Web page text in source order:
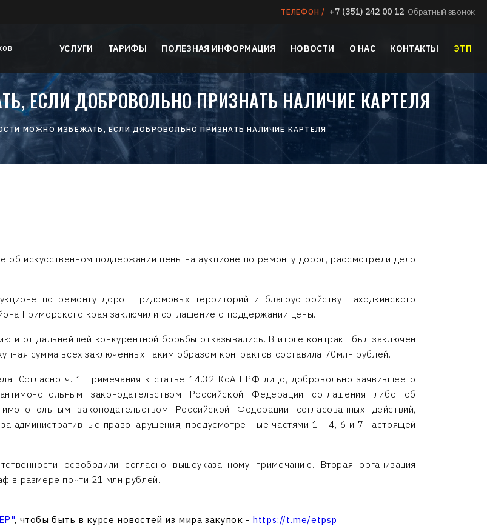
ТЕЛЕФОН / +7 (351) 242 00 12 Обратный звонок
УСЛУГИ ТАРИФЫ ПОЛЕЗНАЯ ИНФОРМАЦИЯ НОВОСТИ О НАС КОНТАКТЫ ЭТП
ЕСЛИ ДОБРОВОЛЬНО ПРИЗНАТЬ НАЛИЧИЕ КАРТЕЛЯ
МОЖНО ИЗБЕЖАТЬ, ЕСЛИ ДОБРОВОЛЬНО ПРИЗНАТЬ НАЛИЧИЕ КАРТЕЛЯ
об искусственном поддержании цены на аукционе по ремонту дорог, рассмотрели дело
по ремонту дорог придомовых территорий и благоустройству Находкинского
Приморского края заключили соглашение о поддержании цены.
и от дальнейшей конкурентной борьбы отказывались. В итоге контракт был заключен
сумма всех заключенных таким образом контрактов составила 70млн рублей.
Согласно ч. 1 примечания к статье 14.32 КоАП РФ лицо, добровольно заявившее о
законодательством Российской Федерации соглашения либо об
законодательством Российской Федерации согласованных действий,
административные правонарушения, предусмотренные частями 1 - 4, 6 и 7 настоящей
освободили согласно вышеуказанному примечанию. Вторая организация
в размере почти 21 млн рублей.
, чтобы быть в курсе новостей из мира закупок - https://t.me/etpsp